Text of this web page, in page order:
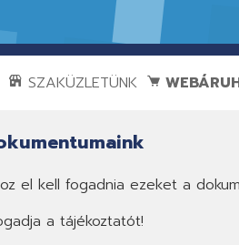
SZAKÜZLETÜNK
el kell fogadnia ezeket a
a tájékoztatót!